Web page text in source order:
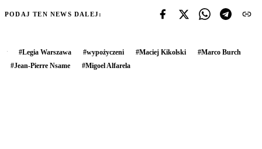
PODAJ TEN NEWS DALEJ:
#Legia Warszawa #wypożyczeni #Maciej Kikolski #Marco Burch
#Jean-Pierre Nsame #Migoel Alfarela